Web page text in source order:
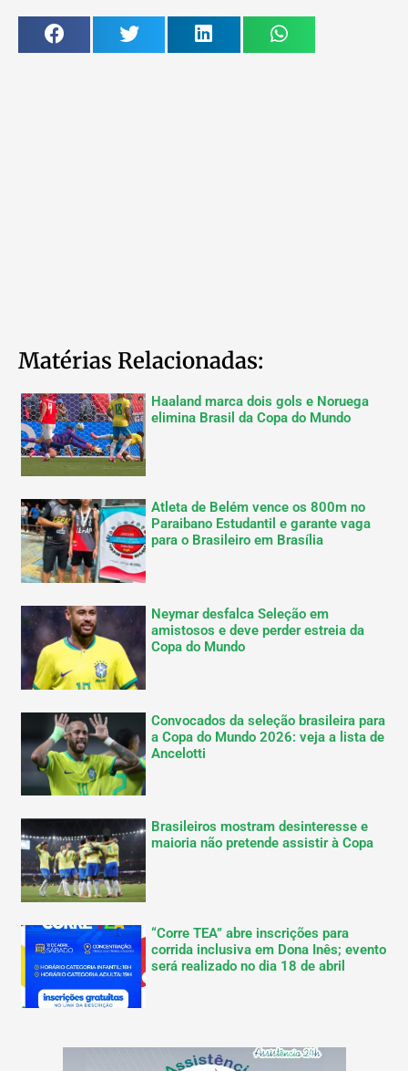
Matérias Relacionadas:
Haaland marca dois gols e Noruega
elimina Brasil da Copa do Mundo
Atleta de Belém vence os 800m no
Paraibano Estudantil e garante vaga
para o Brasileiro em Brasília
Neymar desfalca Seleção em
amistosos e deve perder estreia da
Copa do Mundo
Convocados da seleção brasileira para
a Copa do Mundo 2026: veja a lista de
Ancelotti
Brasileiros mostram desinteresse e
maioria não pretende assistir à Copa
“Corre TEA” abre inscrições para
corrida inclusiva em Dona Inês; evento
será realizado no dia 18 de abril